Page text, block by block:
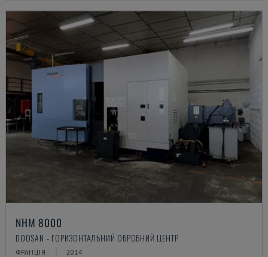
NHM 8000
DOOSAN - ГОРИЗОНТАЛЬНИЙ ОБРОБНИЙ ЦЕНТР
ФРАНЦІЯ 2014